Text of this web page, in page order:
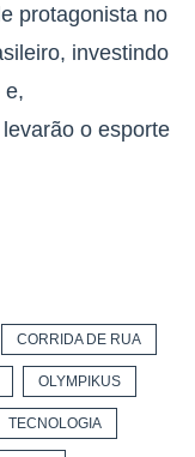
protagonista no
investindo
e,
o esporte
CORRIDA DE RUA
OLYMPIKUS
TECNOLOGIA